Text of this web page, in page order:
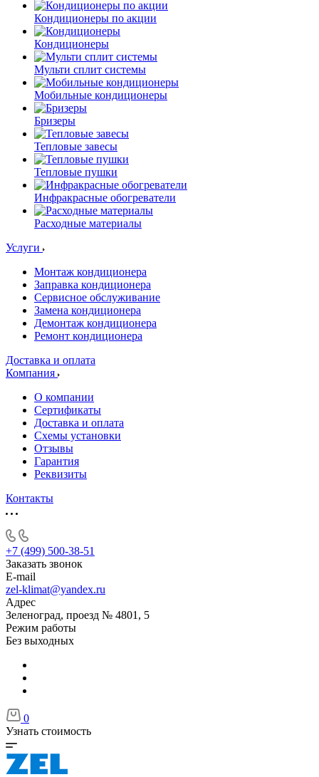
Кондиционеры по акции
Кондиционеры
Мульти сплит системы
Мобильные кондиционеры
Бризеры
Тепловые завесы
Тепловые пушки
Инфракрасные обогреватели
Расходные материалы
Услуги
Монтаж кондиционера
Заправка кондиционера
Сервисное обслуживание
Замена кондиционера
Демонтаж кондиционера
Ремонт кондиционера
Доставка и оплата
Компания
О компании
Сертификаты
Доставка и оплата
Схемы установки
Отзывы
Гарантия
Реквизиты
Контакты
+7 (499) 500-38-51
Заказать звонок
E-mail
zel-klimat@yandex.ru
Адрес
Зеленоград, проезд № 4801, 5
Режим работы
Без выходных
0
Узнать стоимость